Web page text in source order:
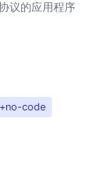
议的应用程序
code